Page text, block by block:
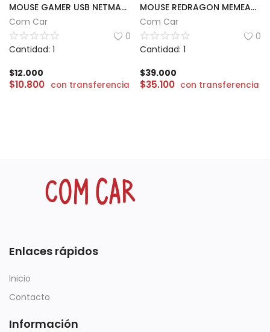
MOUSE GAMER USB NETMAK | GM53
Com Car
0
Cantidad: 1
$12.000
$10.800 con transferencia
MOUSE REDRAGON MEMEANLION CHROMA | M710
Com Car
0
Cantidad: 1
$39.000
$35.100 con transferencia
Enlaces rápidos
Inicio
Contacto
Información